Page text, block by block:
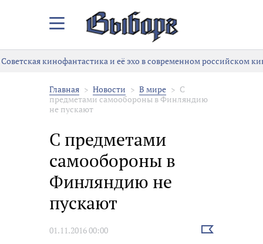
Закрыть/
меню
Советская кинофантастика и её эхо в современном российском
Главная Новости В мире
С
предметами самообороны в Финляндию
не пускают
С предметами
самообороны в
Финляндию не
пускают
01.11.2016 00:00
Выбрать